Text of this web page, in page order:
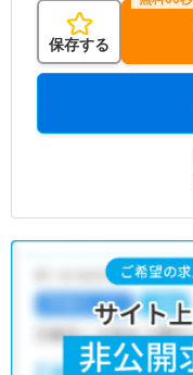
保存する